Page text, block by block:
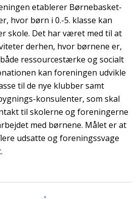
etablerer Børnebasket-
hvor børn i 0.-5. klasse kan
skole. Det har været med til at
derhen, hvor børnene er,
ressourcestærke og socialt
kan foreningen udvikle
til de nye klubber samt
konsulenter, som skal
til skolerne og foreningerne
med børnene. Målet er at
udsatte og foreningssvage